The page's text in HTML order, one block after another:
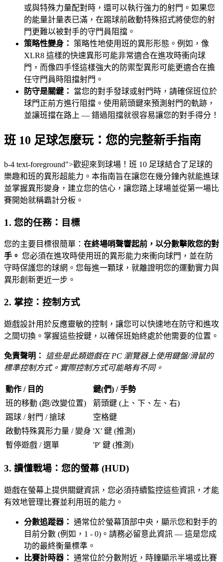
或與特殊力量配對時，還可以執行強力的射門。如果您
的能量計量表已滿，在踢球前啟動特殊招式將使您的射
門更難以被對手的守門員阻擋。
策略性變身： 策略性地使用班的異形形態。例如，像
XLR8 這樣的快速異形可能非常適合在進攻時衝向球
門，而像四手怪這樣強大的防禦型異形可能更適合在擔
任守門員時阻擋射門。
防守是關鍵：
當您的對手發球或射門時，請確保班位於
球門正前方進行阻擋。使用箭頭鍵來預測射門的軌跡，
並讓班擋在路上 — 錯過阻擋就很容易讓您的對手得分！
班 10 足球怎麼玩：您的完整新手指南
b-4 text-foreground">歡迎來到球場！班 10 足球結合了足球的
樂趣和班的異形超能力。本指南旨在讓您在幾分鐘內就能進球
並掌握異形變身，建立您的信心，讓您踏上球場並從第一場比
賽開始就稱霸計分板。
1. 您的任務：目標
您的主要目標很簡單： 在終場哨聲響起前，以分數擊敗您的對
手。 您必須在進攻時使用班的異形能力來衝向球門，並在防
守時保護您的球網。您每進一顆球，就離證明您的運動實力與
異形創新更近一步。
2. 掌控：控制方式
遊戲設計用於反應靈敏的控制，讓您可以快速地在防守和進攻
之間切換。掌握這些按鍵，以確保班始終處於他需要的位置。
免責聲明：
這些是此類遊戲在 PC 瀏覽器上使用鍵盤/滑鼠的
標準控制方式。實際控制方式可能略有不同。
動作 / 目的
鍵(們) / 手勢
班的移動 (跑/改變位置)
箭頭鍵 (上、下、左、右)
踢球 / 射門 / 搶球
空格鍵
啟動特殊異形力量 / 變身 'X' 鍵 (推測)
暫停遊戲 / 選單
'P' 鍵 (推測)
3. 讀懂戰場：您的螢幕 (HUD)
遊戲在螢幕上提供關鍵資訊，您必須持續監控這些資訊，才能
有效地管理比賽並利用班的能力。
分數追蹤器： 通常位於螢幕頂部中央，顯示您和對手的
目前分數 (例如，1 - 0)。請務必留意此資訊 — 這是您成
功的最終衡量標準。
比賽計時器： 通常位於分數附近，時鐘顯示半場或比賽